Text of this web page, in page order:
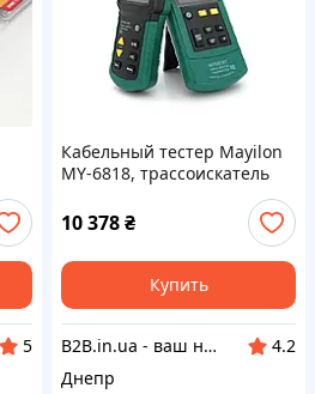
5
Кабельный тестер Mayilon
MY-6818, трассоискатель
10 378₴
Купить
B2B.in.ua - ваш наджный партнер
4.2
Днепр